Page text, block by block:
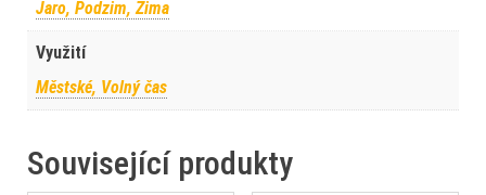
Jaro, Podzim, Zima
Využití
Městské, Volný čas
Související produkty